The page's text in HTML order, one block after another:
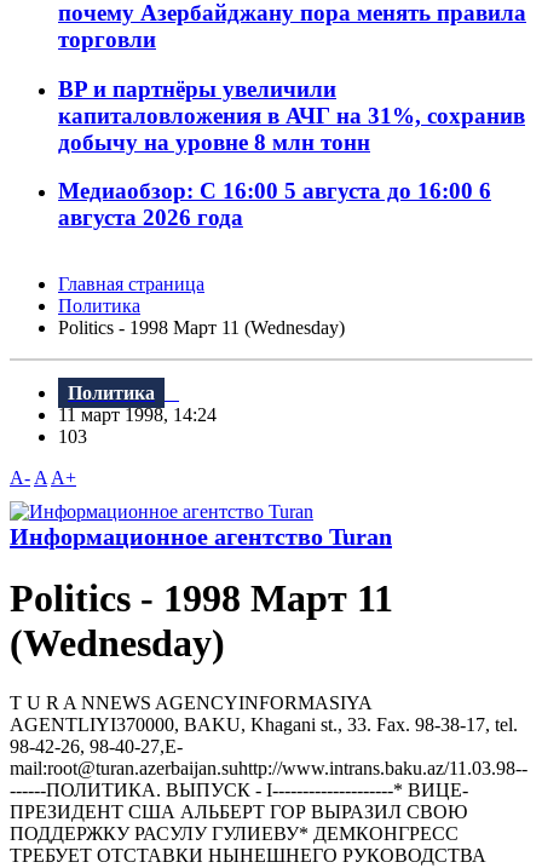
почему Азербайджану пора менять правила
торговли
BP и партнёры увеличили
капиталовложения в АЧГ на 31%, сохранив
добычу на уровне 8 млн тонн
Медиаобзор: С 16:00 5 августа до 16:00 6
августа 2026 года
Главная страница
Политика
Politics - 1998 Март 11 (Wednesday)
Политика
11 март 1998, 14:24
103
A- A A+
Информационное агентство Turan
Politics - 1998 Март 11
(Wednesday)
T U R A NNEWS AGENCYINFORMASIYA
AGENTLIYI370000, BAKU, Khagani st., 33. Fax. 98-38-17, tel.
98-42-26, 98-40-27,E-
mail:root@turan.azerbaijan.suhttр://www.intrans.baku.az/11.03.98--
------ПОЛИТИКА. ВЫПУСК - I--------------------* ВИЦЕ-
ПРЕЗИДЕHТ США АЛЬБЕРТ ГОР ВЫРАЗИЛ СВОЮ
ПОДДЕРЖКУ РАСУЛУ ГУЛИЕВУ* ДЕМКОHГРЕСС
ТРЕБУЕТ ОТСТАВКИ HЫHЕШHЕГО РУКОВОДСТВА